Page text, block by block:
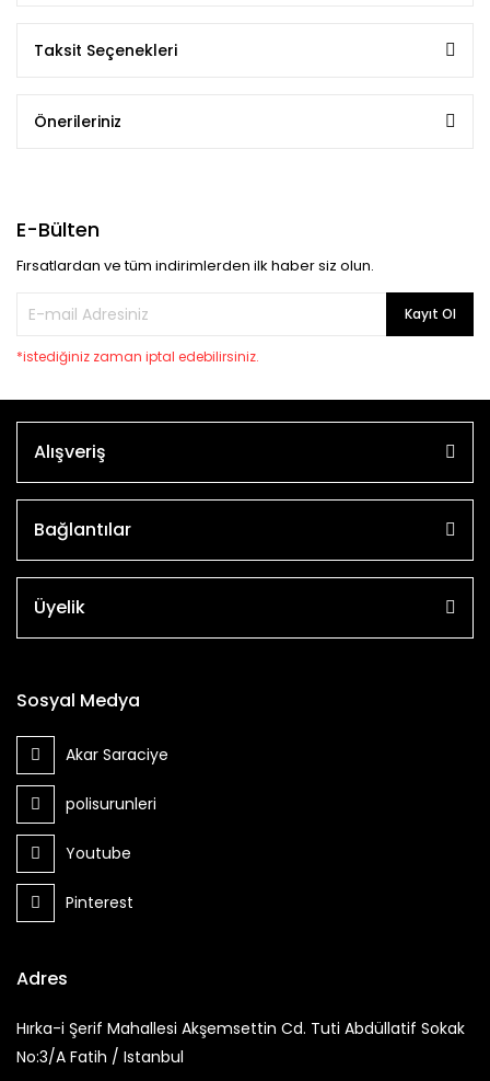
Taksit Seçenekleri
Önerileriniz
E-Bülten
Fırsatlardan ve tüm indirimlerden ilk haber siz olun.
Kayıt Ol
*istediğiniz zaman iptal edebilirsiniz.
Alışveriş
Bağlantılar
Üyelik
Sosyal Medya
Akar Saraciye
polisurunleri
Youtube
Pinterest
Adres
Hırka-i Şerif Mahallesi Akşemsettin Cd. Tuti Abdüllatif Sokak
No:3/A Fatih / Istanbul